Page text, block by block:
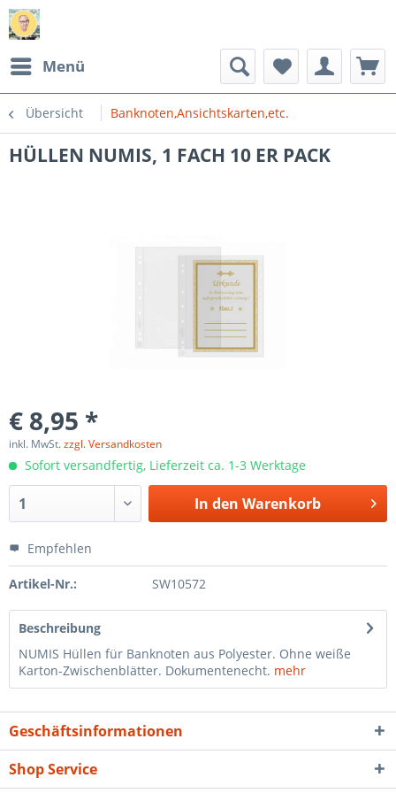
Menü
Übersicht Banknoten,Ansichtskarten,etc.
HÜLLEN NUMIS, 1 FACH 10 ER PACK
€ 8,95 *
inkl. MwSt.zzgl. Versandkosten
Sofort versandfertig, Lieferzeit ca. 1-3 Werktage
In den Warenkorb
Empfehlen
Artikel-Nr.: SW10572
Beschreibung
NUMIS Hüllen für Banknoten aus Polyester. Ohne weiße
Karton-Zwischenblätter. Dokumentenecht. mehr
Geschäftsinformationen
Shop Service